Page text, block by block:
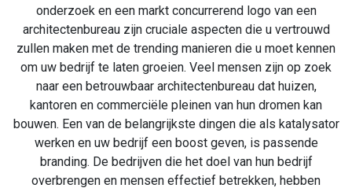
onderzoek en een markt concurrerend logo van een
architectenbureau zijn cruciale aspecten die u vertrouwd
zullen maken met de trending manieren die u moet kennen
om uw bedrijf te laten groeien. Veel mensen zijn op zoek
naar een betrouwbaar architectenbureau dat huizen,
kantoren en commerciële pleinen van hun dromen kan
bouwen. Een van de belangrijkste dingen die als katalysator
werken en uw bedrijf een boost geven, is passende
branding. De bedrijven die het doel van hun bedrijf
overbrengen en mensen effectief betrekken, hebben